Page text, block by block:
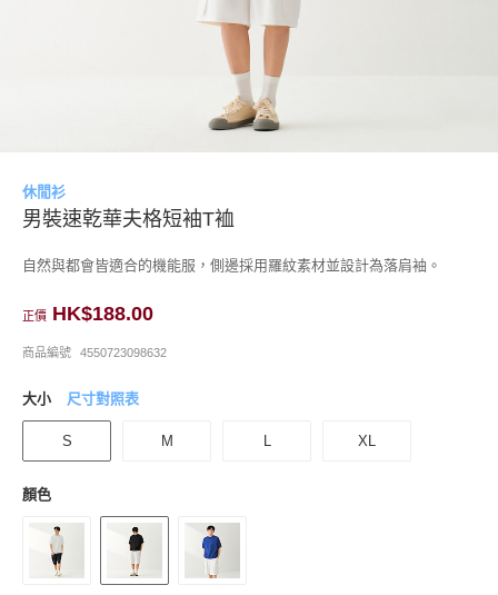
休閒衫
男裝速乾華夫格短袖T裇
自然與都會皆適合的機能服，側邊採用羅紋素材並設計為落肩袖。
正價 HK$188.00
商品編號 4550723098632
大小 尺寸對照表
S M L XL
顏色